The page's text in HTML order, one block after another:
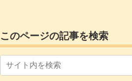
このページの記事を検索